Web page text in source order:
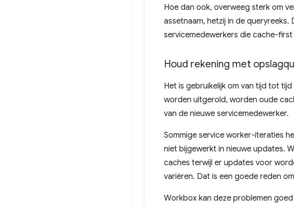
Hoe dan ook, overweeg sterk om
assetnaam, hetzij in de
servicemedewerkers die cache-
Houd rekening met
Het is gebruikelijk om van tijd tot
worden uitgerold, worden oude
van de nieuwe servicemedewerker.
Sommige service worker-iteraties
niet bijgewerkt in nieuwe updates.
caches terwijl er updates voor
variëren. Dat is een goede reden
Workbox kan deze problemen